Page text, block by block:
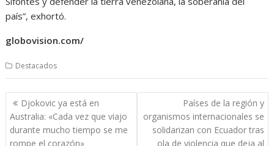
país”, exhortó.
globovision.com/
Destacados
Navegación
de
entradas
Djokovic ya está en
Australia: «Cada vez que viajo
durante mucho tiempo se me
rompe el corazón»
Países de la región y
organismos internacionales se
solidarizan con Ecuador tras
ola de violencia que deja al